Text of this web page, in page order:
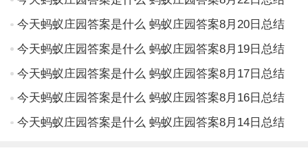
今天蚂蚁庄园答案是什么 蚂蚁庄园答案8月20日总结
今天蚂蚁庄园答案是什么 蚂蚁庄园答案8月19日总结
今天蚂蚁庄园答案是什么 蚂蚁庄园答案8月17日总结
今天蚂蚁庄园答案是什么 蚂蚁庄园答案8月16日总结
今天蚂蚁庄园答案是什么 蚂蚁庄园答案8月14日总结